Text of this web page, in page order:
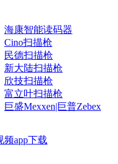
海康智能读码器
Cino扫描枪
民德扫描枪
新大陆扫描枪
欣技扫描枪
富立叶扫描枪
巨盛Mexxen|巨普Zebex
频app下载